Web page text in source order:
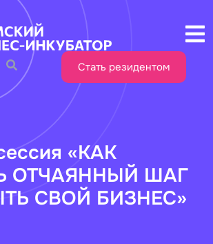
Стать резидентом
«КАК
ОТЧАЯННЫЙ ШАГ
СВОЙ БИЗНЕС»